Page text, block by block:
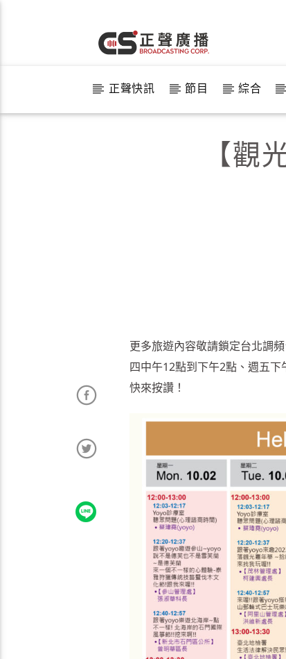
正聲快訊 節目 綜合
【觀
更多旅遊內容敬請鎖定台北調
四中午12點到下午2點、週五
快來按讚！